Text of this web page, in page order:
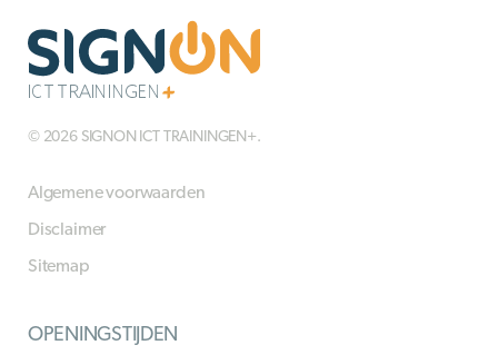
© 2026 SIGNON ICT TRAININGEN+.
Algemene voorwaarden
Disclaimer
Sitemap
OPENINGSTIJDEN